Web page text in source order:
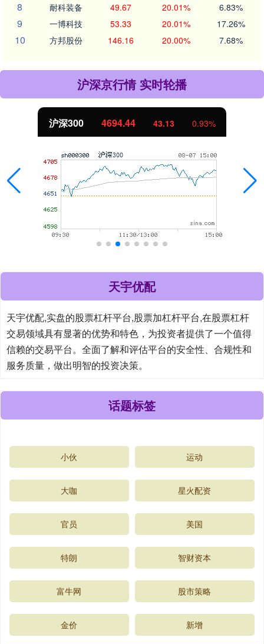
8 耐科装备 49.67 20.01% 6.83%
9 一博科技 53.33 20.01% 17.26%
10 方邦股份 146.16 20.00% 7.68%
沪深京行情 实时轮播
沪深300 4694.44 43.13 0.93%
天宇优配
天宇优配,实盘的股票杠杆平台,股票加杠杆平台,在股票杠杆
交易领域具有显著的优势和特色，为投资者提供了一个值得
信赖的交易平台。全面了解和评估平台的安全性、合规性和
服务质量，做出明智的投资决策。
话题标签
小伙 运动
大咖 星火配资
官员 美国
特朗 智财资本
富牛网 股市策略
金价 新增